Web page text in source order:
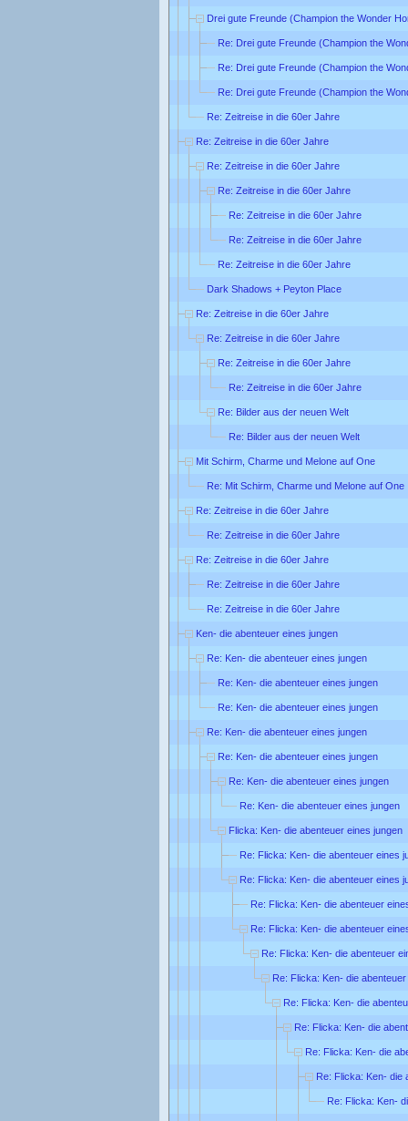
Drei gute Freunde (Champion the Wonder
Re: Drei gute Freunde (Champion the
Re: Drei gute Freunde (Champion the
Re: Drei gute Freunde (Champion the
Re: Zeitreise in die 60er Jahre
Re: Zeitreise in die 60er Jahre
Re: Zeitreise in die 60er Jahre
Re: Zeitreise in die 60er Jahre
Re: Zeitreise in die 60er Jahre
Re: Zeitreise in die 60er Jahre
Re: Zeitreise in die 60er Jahre
Dark Shadows + Peyton Place
Re: Zeitreise in die 60er Jahre
Re: Zeitreise in die 60er Jahre
Re: Zeitreise in die 60er Jahre
Re: Zeitreise in die 60er Jahre
Re: Bilder aus der neuen Welt
Re: Bilder aus der neuen Welt
Mit Schirm, Charme und Melone auf One
Re: Mit Schirm, Charme und Melone auf One
Re: Zeitreise in die 60er Jahre
Re: Zeitreise in die 60er Jahre
Re: Zeitreise in die 60er Jahre
Re: Zeitreise in die 60er Jahre
Re: Zeitreise in die 60er Jahre
Ken- die abenteuer eines jungen
Re: Ken- die abenteuer eines jungen
Re: Ken- die abenteuer eines jungen
Re: Ken- die abenteuer eines jungen
Re: Ken- die abenteuer eines jungen
Re: Ken- die abenteuer eines jungen
Re: Ken- die abenteuer eines jungen
Re: Ken- die abenteuer eines jungen
Flicka: Ken- die abenteuer eines jungen
Re: Flicka: Ken- die abenteuer eines
Re: Flicka: Ken- die abenteuer eines
Re: Flicka: Ken- die abenteuer
Re: Flicka: Ken- die abenteuer
Re: Flicka: Ken- die abenteuer
Re: Flicka: Ken- die
Re: Flicka: Ken- die
Re: Flicka: Ken- die
Re: Flicka: Ken- die
Re: Flicka: Ken- die
Re: Flicka: Ken-